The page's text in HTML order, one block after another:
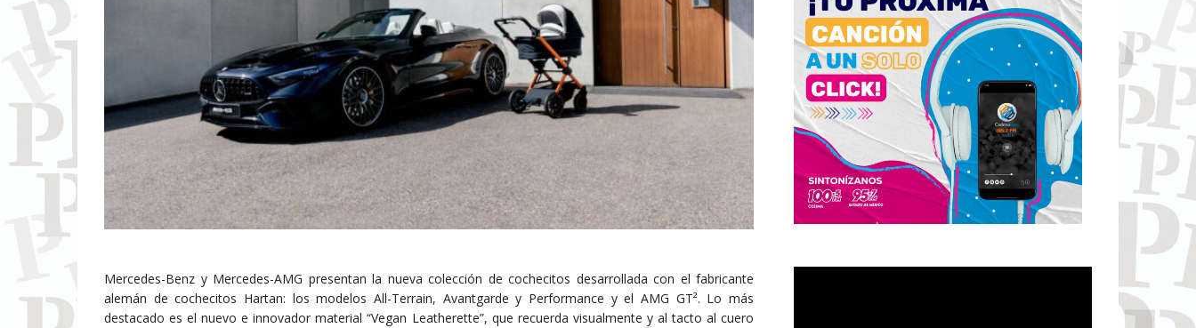
Mercedes-Benz y Mercedes-AMG presentan la nueva colección de cochecitos desarrollada con el fabricante
alemán de cochecitos Hartan: los modelos All-Terrain, Avantgarde y Performance y el AMG GT². Lo más
destacado es el nuevo e innovador material “Vegan Leatherette”, que recuerda visualmente y al tacto al cuero